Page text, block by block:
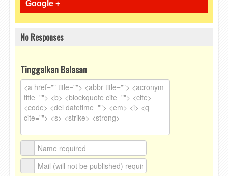
Google +
No Responses
Tinggalkan Balasan